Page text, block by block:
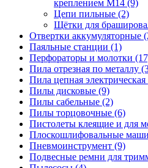
креплением М14 (9)
Цепи пильные (2)
Щётки для
Отвертки аккумуляторные
Паяльные станции (1)
Перфораторы и молотки
Пила отрезная по металлу
Пила цепная электрическая
Пилы дисковые (9)
Пилы сабельные (2)
Пилы торцовочные (6)
Пистолеты клеящие и для
Плоскошлифовальные
Пневмоинструмент (9)
Подвесные ремни для